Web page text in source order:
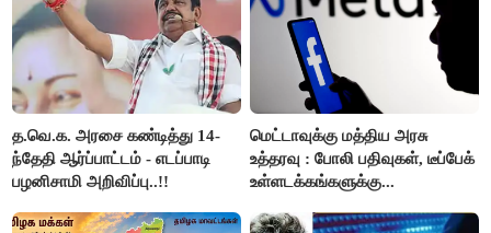
த.வெ.க. அரசை கண்டித்து 14-
ந்தேதி ஆர்ப்பாட்டம் - எடப்பாடி
பழனிசாமி அறிவிப்பு..!!
மெட்டாவுக்கு மத்திய அரசு
உத்தரவு : போலி பதிவுகள், டீப்பேக்
உள்ளடக்கங்களுக்கு...